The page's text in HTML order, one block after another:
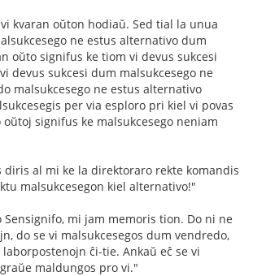
kvaran oŭton hodiaŭ. Sed tial la unua
ne estus alternativo dum
oŭto signifus ke tiom vi devus sukcesi
devus sukcesi dum malsukcesego ne
malsukcesego ne estus alternativo
per via esploro pri kiel vi povas
signifus ke malsukcesego neniam
diris al mi ke la direktoraro rekte komandis
malsukcesegon kiel alternativo!"
Sensignifo, mi jam memoris tion. Do ni ne
do se vi malsukcesegos dum vendredo,
ĉi-tie. Ankaŭ eĉ se vi
maldungos pro vi."